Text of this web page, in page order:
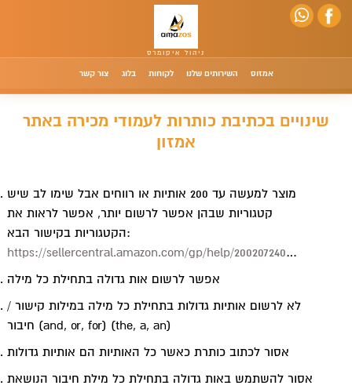
אמזוס השירותים שלנו לקוחות בלוג צור קשר
שינויים בכתיבת כותרות לעמודי מכירה באתר
אמזון
מוצר למעשה עד 200 אותיות או רווחים אבל שימו לב שיש
קטגוריות שבהן אפשר לרשום יותר, אפשר לראות את
הקטגוריות בקישור הבא:
https://sellercentral.amazon.com/gp/help/200207240…
אפשר לרשום אות גדולה בתחילת כל מילה
לא לרשום אותיות גדולות בתחילת כל מילה במילות קישור /
חיבור (and, or, for) (the, a, an)
אסור לכתוב כותרת כאשר כל האותיות הם אותיות גדולות
אסור להשתמש באות גדולה בתחילת כל מילת חיבור הנושאת